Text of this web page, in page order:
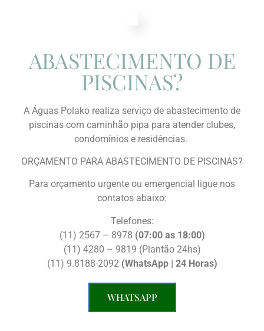
ABASTECIMENTO DE
PISCINAS?
A Águas Polako realiza serviço de abastecimento de
piscinas com caminhão pipa para atender clubes,
condomínios e residências.
ORÇAMENTO PARA ABASTECIMENTO DE PISCINAS?
Para orçamento urgente ou emergencial ligue nos
contatos abaixo:
Telefones:
(11) 2567 – 8978 (07:00 as 18:00)
(11) 4280 – 9819 (Plantão 24hs)
(11) 9.8188-2092 (WhatsApp | 24 Horas)
WHATSAPP